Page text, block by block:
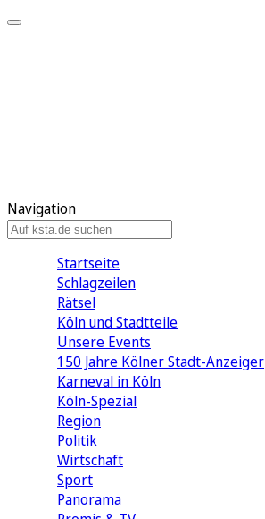
Navigation
Startseite
Schlagzeilen
Rätsel
Köln und Stadtteile
Unsere Events
150 Jahre Kölner Stadt-Anzeiger
Karneval in Köln
Köln-Spezial
Region
Politik
Wirtschaft
Sport
Panorama